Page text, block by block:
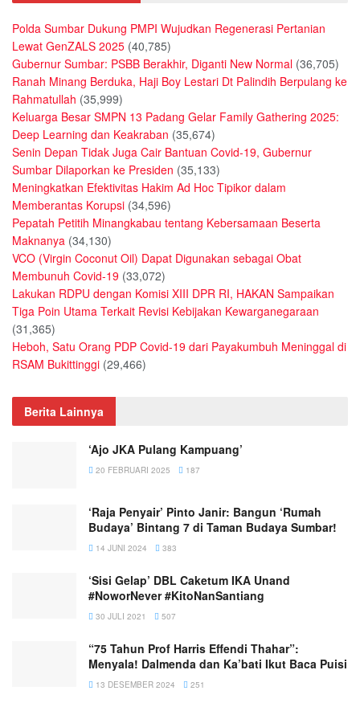
Polda Sumbar Dukung PMPI Wujudkan Regenerasi Pertanian
Lewat GenZALS 2025 (40,785)
Gubernur Sumbar: PSBB Berakhir, Diganti New Normal (36,705)
Ranah Minang Berduka, Haji Boy Lestari Dt Palindih Berpulang ke
Rahmatullah (35,999)
Keluarga Besar SMPN 13 Padang Gelar Family Gathering 2025:
Deep Learning dan Keakraban (35,674)
Senin Depan Tidak Juga Cair Bantuan Covid-19, Gubernur
Sumbar Dilaporkan ke Presiden (35,133)
Meningkatkan Efektivitas Hakim Ad Hoc Tipikor dalam
Memberantas Korupsi (34,596)
Pepatah Petitih Minangkabau tentang Kebersamaan Beserta
Maknanya (34,130)
VCO (Virgin Coconut Oil) Dapat Digunakan sebagai Obat
Membunuh Covid-19 (33,072)
Lakukan RDPU dengan Komisi XIII DPR RI, HAKAN Sampaikan
Tiga Poin Utama Terkait Revisi Kebijakan Kewarganegaraan
(31,365)
Heboh, Satu Orang PDP Covid-19 dari Payakumbuh Meninggal di
RSAM Bukittinggi (29,466)
Berita Lainnya
‘Ajo JKA Pulang Kampuang’
20 FEBRUARI 2025 187
‘Raja Penyair’ Pinto Janir: Bangun ‘Rumah
Budaya’ Bintang 7 di Taman Budaya Sumbar!
14 JUNI 2024 383
‘Sisi Gelap’ DBL Caketum IKA Unand
#NoworNever #KitoNanSantiang
30 JULI 2021 507
“75 Tahun Prof Harris Effendi Thahar”:
Menyala! Dalmenda dan Ka’bati Ikut Baca Puisi
13 DESEMBER 2024 251